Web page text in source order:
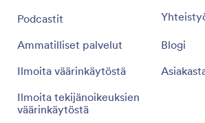
Podcastit
Ammatilliset palvelut
Ilmoita väärinkäytöstä
Ilmoita tekijänoikeuksien
väärinkäytöstä
Blogi